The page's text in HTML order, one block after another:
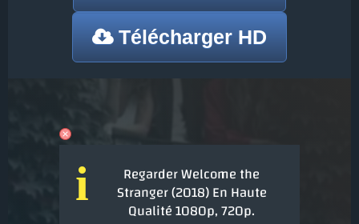
Télécharger HD
i Regarder Welcome the
Stranger (2018) En Haute
Qualité 1080p, 720p.